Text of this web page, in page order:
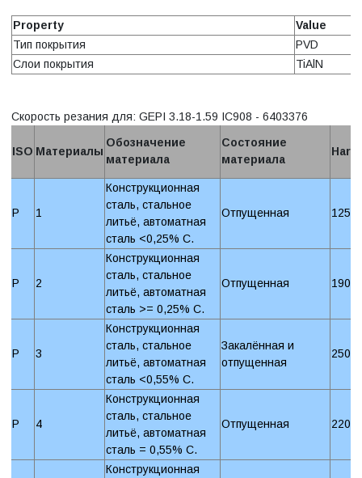
Property
Value
Тип покрытия
PVD
Слои покрытия
TiAlN
Скорость резания для: GEPI 3.18-1.59 IC908 - 6403376
ISO Материалы
Обозначение
материала
Состояние
материала
P 1
Конструкционная
сталь, стальное
литьё, автоматная
сталь <0,25% C.
Отпущенная 125
P 2
Конструкционная
сталь, стальное
литьё, автоматная
сталь >= 0,25% C.
Отпущенная 190
P 3
Конструкционная
сталь, стальное
литьё, автоматная
сталь <0,55% C.
Закалённая и
отпущенная
250
P 4
Конструкционная
сталь, стальное
литьё, автоматная
сталь = 0,55% C.
Отпущенная 220
Конструкционная